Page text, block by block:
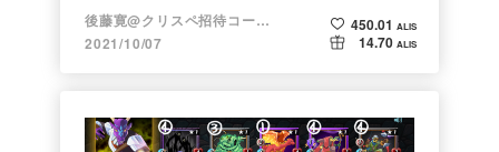
【NFTゲーム】
後藤寛@クリスペ招待コード→LHiH
2021/10/07
450.01 ALIS
14.70 ALIS